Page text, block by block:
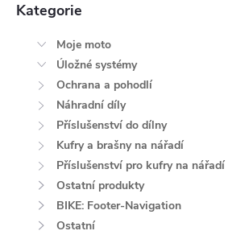
Kategorie
Moje moto
Úložné systémy
Ochrana a pohodlí
Náhradní díly
Příslušenství do dílny
Kufry a brašny na nářadí
Příslušenství pro kufry na nářadí
Ostatní produkty
BIKE: Footer-Navigation
Ostatní